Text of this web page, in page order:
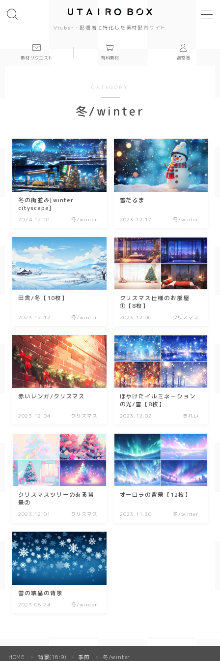
Vtuber・配信者に特化した素材配布サイト
きれい
和風
シンプル
ダーク/ホラー
行事
七夕
ハロウィン
クリスマス
夏/summer
春/spring
秋/autumn
自然
森
海
空
花
部屋
素材リクエスト 有料素材 運営者
CATEGORY
冬/winter
冬の街並み[winter
cityscape]
2024.12.01 冬/winter
雪だるま
2023.12.17 冬/winter
田舎/冬【10枚】
2023.12.12 冬/winter
クリスマス仕様のお部屋
①【8枚】
2023.12.06 クリスマス
赤いレンガ/クリスマス
2023.12.04 クリスマス
ぼやけたイルミネーション
の光/雪【8枚】
2023.12.02 きれい
クリスマスツリーのある背
景②
2023.12.01 クリスマス
オーロラの背景【12枚】
2023.11.30 冬/winter
雪の結晶の背景
2023.08.24 冬/winter
HOME ＞ 背景(16:9) ＞ 季節 ＞ 冬/winter